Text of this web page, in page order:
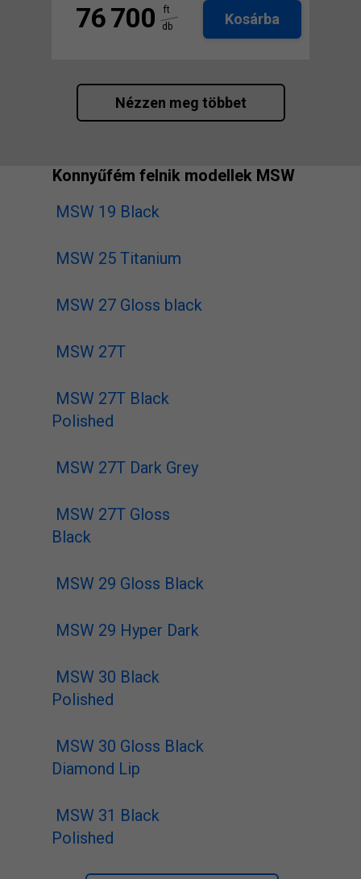
76 700
ft
db
Kosárba
Nézzen meg többet
Konnyűfém felnik modellek MSW
MSW 19 Black
MSW 25 Titanium
MSW 27 Gloss black
MSW 27T
MSW 27T Black
Polished
MSW 27T Dark Grey
MSW 27T Gloss
Black
MSW 29 Gloss Black
MSW 29 Hyper Dark
MSW 30 Black
Polished
MSW 30 Gloss Black
Diamond Lip
MSW 31 Black
Polished